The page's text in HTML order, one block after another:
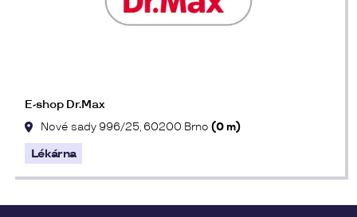
E-shop Dr.Max
Nové sady 996/25, 60200 Brno (0 m)
Lékárna